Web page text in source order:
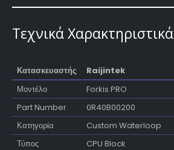
Τεχνικά Χαρακτηριστικά
Κατασκευαστής
Raijintek
Μοντέλο
Forkis PRO
Part Number
0R40B00200
Κατηγορία
Custom Waterloop
Τύπος
CPU Block